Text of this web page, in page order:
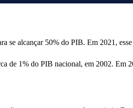
se alcançar 50% do PIB. Em 2021,
de 1% do PIB nacional, em 2002. Em